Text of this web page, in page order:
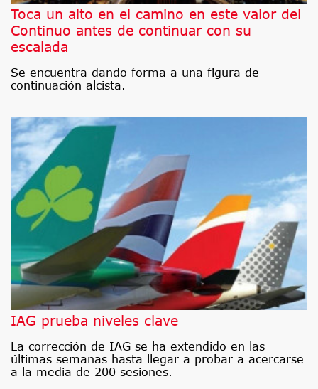
Toca un alto en el camino en este valor del
Continuo antes de continuar con su
escalada
Se encuentra dando forma a una figura de
continuación alcista.
IAG prueba niveles clave
La corrección de IAG se ha extendido en las
últimas semanas hasta llegar a probar a acercarse
a la media de 200 sesiones.